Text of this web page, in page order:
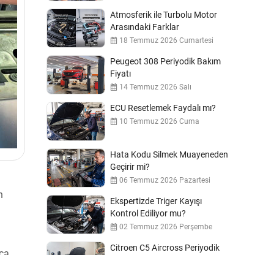
Atmosferik ile Turbolu Motor
Arasındaki Farklar
18 Temmuz 2026 Cumartesi
Peugeot 308 Periyodik Bakım
Fiyatı
14 Temmuz 2026 Salı
ECU Resetlemek Faydalı mı?
10 Temmuz 2026 Cuma
Hata Kodu Silmek Muayeneden
Geçirir mi?
06 Temmuz 2026 Pazartesi
Ekspertizde Triger Kayışı
Kontrol Ediliyor mu?
02 Temmuz 2026 Perşembe
Citroen C5 Aircross Periyodik